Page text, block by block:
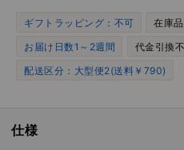
ギフトラッピング：不可
在庫品
お届け日数1～2週間
代金引換
配送区分：大型便2(送料￥790)
仕様